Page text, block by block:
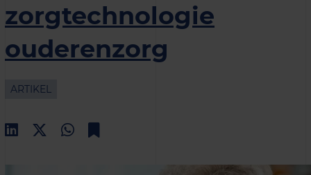
zorgtechnologie
ouderenzorg
ARTIKEL